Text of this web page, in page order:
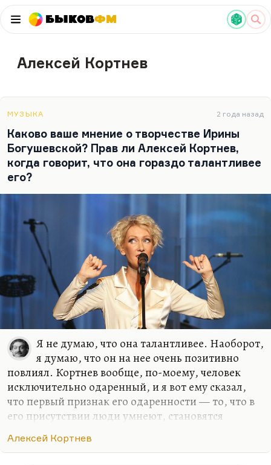
БыковФМ
Алексей Кортнев
МУЗЫКА 2 года назад
Каково ваше мнение о творчестве Ирины
Богушевской? Прав ли Алексей Кортнев,
когда говорит, что она гораздо талантливее
его?
Я не думаю, что она талантливее. Наоборот,
я думаю, что он на нее очень позитивно
повлиял. Кортнев вообще, по-моему, человек
исключительно одаренный, и я вот ему сказал,
что первый признак его одаренности — то, что в
его присутствии люди умнеют, становятся
эманация его личности как-то заставляют в его
Алексей Кортнев